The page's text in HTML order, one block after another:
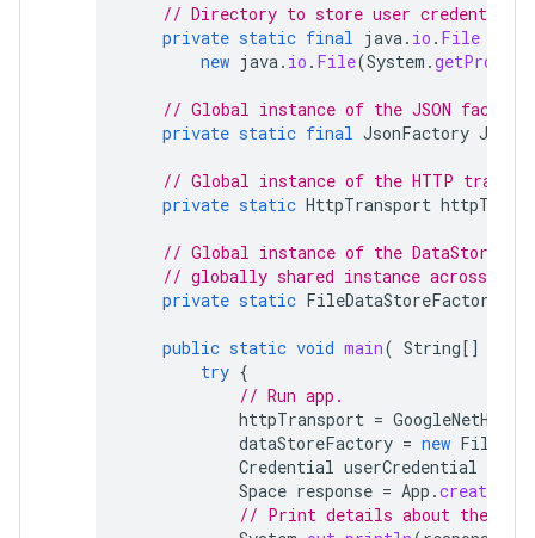
// Directory to store user credentials.
private static final java . io . File
new java . io . File(System .
// Global instance of the JSON
private static final JsonFactory
// Global instance of the HTTP
private static HttpTransport
// Global instance of the
// globally shared instance across
private static FileDataStoreFactory
public static void main( String[]
try {
// Run app.
httpTransport =
dataStoreFactory = new
Credential userCredential
Space response = App .
// Print details about the